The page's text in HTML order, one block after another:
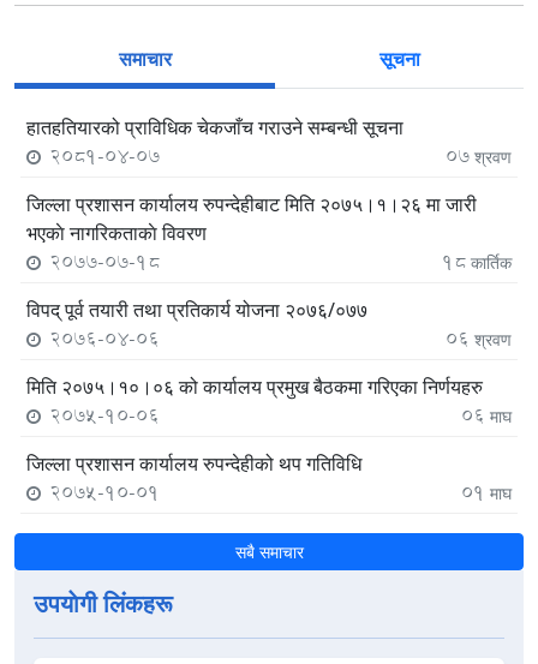
समाचार सूचना
हातहतियारको प्राविधिक चेकजाँच गराउने सम्बन्धी सूचना
2081-04-07 07 श्रवण
जिल्ला प्रशासन कार्यालय रुपन्देहीबाट मिति २०७५।१।२६ मा जारी
भएकाे नागरिकताकाे विवरण
2077-07-18 18 कार्तिक
विपद् पूर्व तयारी तथा प्रतिकार्य योजना २०७६/०७७
2076-04-06 06 श्रवण
मिति २०७५।१०।०६ को कार्यालय प्रमुख बैठकमा गरिएका निर्णयहरु
2075-10-06 06 माघ
जिल्ला प्रशासन कार्यालय रुपन्देहीको थप गतिविधि
2075-10-01 01 माघ
सबै समाचार
उपयाेगी लिंकहरू